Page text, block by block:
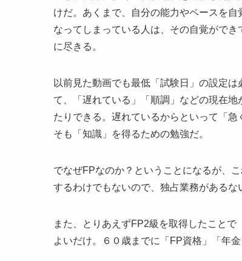
けだ。あくまで、自分の能力やペースを
なってしまっている人は、その自覚がで
に尽きる。
以前見た動画でも最低「試験日」の設定
て、「遅れている」「順調」などの現在
たりできる。遅れているからといって「
そも「知識」を得るための勉強だ。
でなぜFPなのか？ということになるが、
するわけでもないので、独占業務があるな
また、とりあえずFP2級を取得したこと
よいだけ。６０歳までに「FP資格」「年